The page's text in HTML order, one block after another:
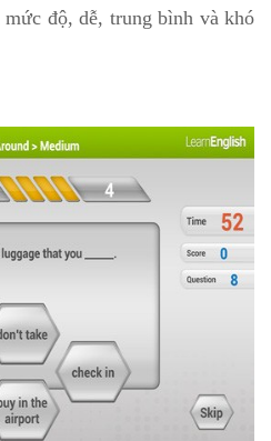
độ, dễ, trung bình và khó